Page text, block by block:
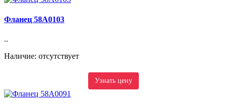
Фланец 58A0103
..
Наличие: отсутствует
Узнать цену